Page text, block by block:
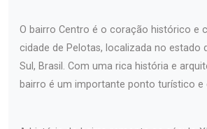
O bairro Centro é o coração histórico e
cidade de Pelotas, localizada no estado
Sul, Brasil. Com uma rica história e
bairro é um importante ponto turístico e